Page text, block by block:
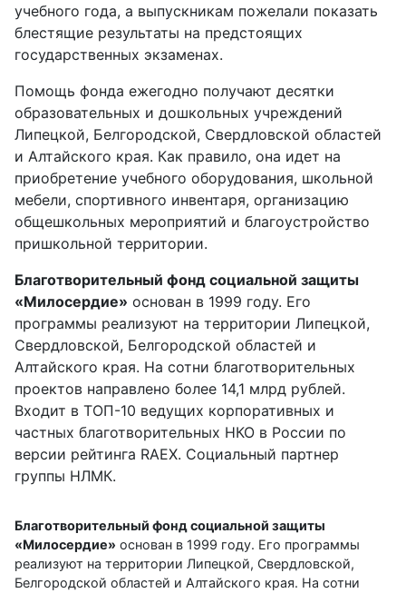
учебного года, а выпускникам пожелали показать
блестящие результаты на предстоящих
государственных экзаменах.
Помощь фонда ежегодно получают десятки
образовательных и дошкольных учреждений
Липецкой, Белгородской, Свердловской областей
и Алтайского края. Как правило, она идет на
приобретение учебного оборудования, школьной
мебели, спортивного инвентаря, организацию
общешкольных мероприятий и благоустройство
пришкольной территории.
Благотворительный фонд социальной защиты
«Милосердие» основан в 1999 году. Его
программы реализуют на территории Липецкой,
Свердловской, Белгородской областей и
Алтайского края. На сотни благотворительных
проектов направлено более 14,1 млрд рублей.
Входит в ТОП-10 ведущих корпоративных и
частных благотворительных НКО в России по
версии рейтинга RAEX. Социальный партнер
группы НЛМК.
Благотворительный фонд социальной защиты
«Милосердие» основан в 1999 году. Его программы
реализуют на территории Липецкой, Свердловской,
Белгородской областей и Алтайского края. На сотни